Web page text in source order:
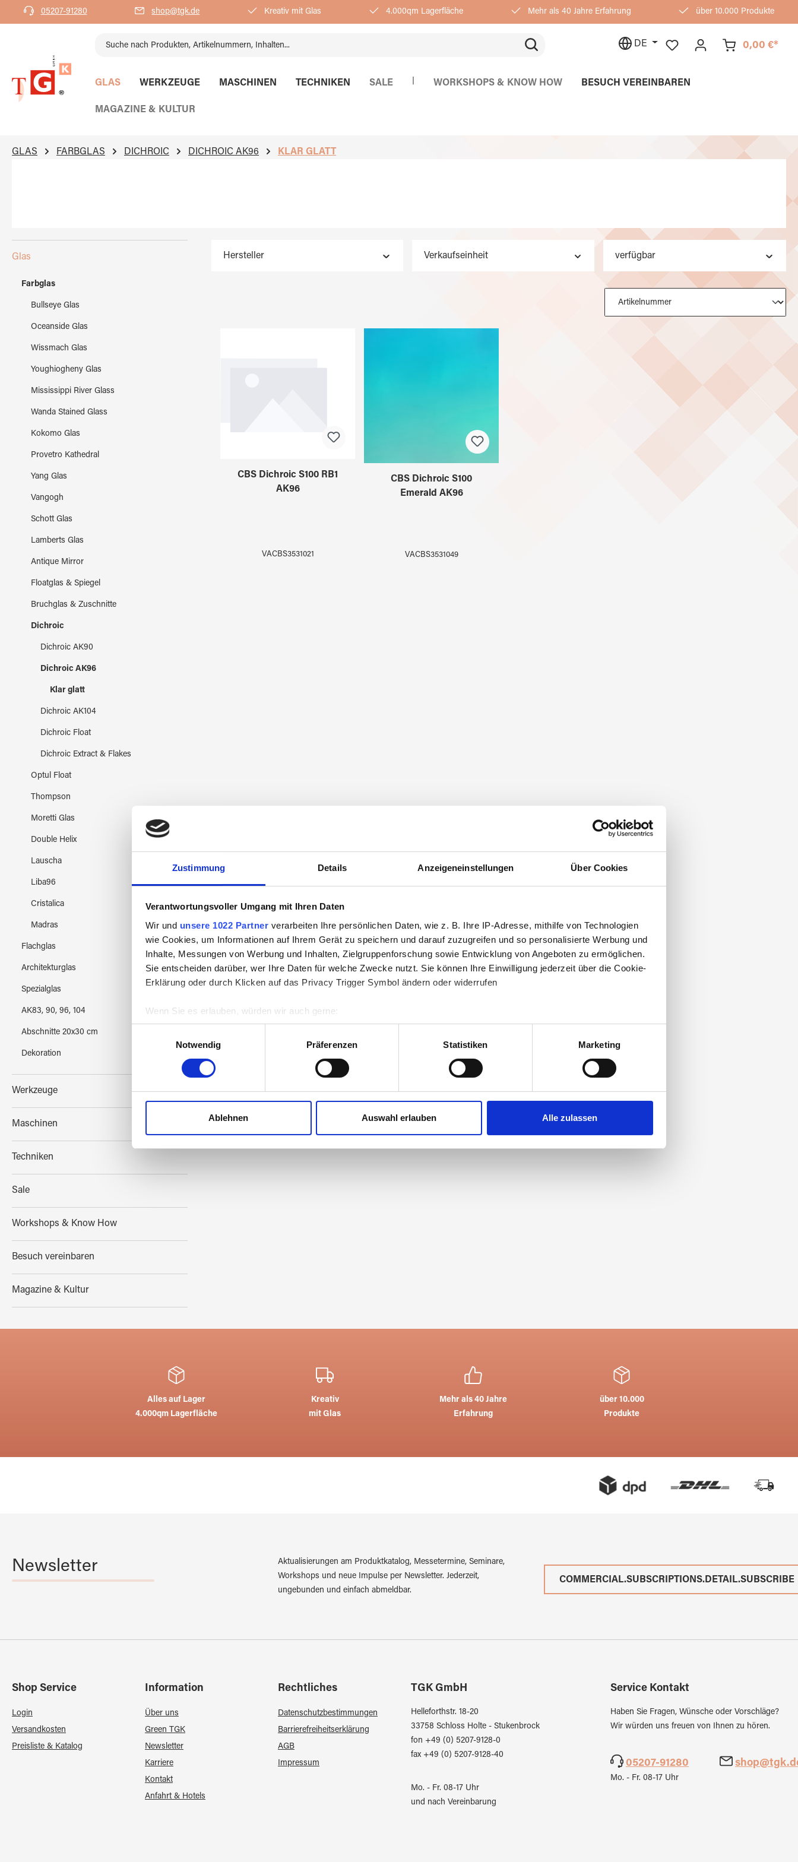
Zustimmung Details Anzeigeneinstellungen Über Cookies
Verantwortungsvoller Umgang mit Ihren Daten
Wir und unsere 1022 Partner verarbeiten Ihre persönlichen Daten, wie z. B. Ihre IP-Adresse, mithilfe von Technologien
wie Cookies, um Informationen auf Ihrem Gerät zu speichern und darauf zuzugreifen und so personalisierte Werbung und
Inhalte, Messungen von Werbung und Inhalten, Zielgruppenforschung sowie Entwicklung von Angeboten zu ermöglichen.
Sie entscheiden darüber, wer Ihre Daten für welche Zwecke nutzt. Sie können Ihre Einwilligung jederzeit über die Cookie-
Erklärung oder durch Klicken auf das Privacy Trigger Symbol ändern oder widerrufen
Wenn Sie es erlauben, würden wir auch gerne:
Informationen über Ihre geografische Lage erfassen, welche bis auf einige Meter genau sein können
Ihr Gerät durch aktives Scannen nach bestimmten Merkmalen (Fingerprinting) identifizieren
Erfahren Sie mehr darüber, wie Ihre persönlichen Daten verarbeitet werden, und legen Sie Ihre Präferenzen imAbschnitt
Einzelheitenfest.
Wir verwenden Cookies, um Inhalte und Anzeigen zu personalisieren, Funktionen für soziale Medien anbieten zu können
und die Zugriffe auf unsere Website zu analysieren. Außerdem geben wir Informationen zu Ihrer Verwendung unserer
Notwendig
Präferenzen Statistiken Marketing
Ablehnen Auswahl erlauben Alle zulassen
Zur Hauptnavigation springen
05207-91280 shop@tgk.de Kreativ mit Glas 4.000qm Lagerfläche Mehr als 40 Jahre Erfahrung über 10.000 Produkte
DE 0,00 €*
GLAS WERKZEUGE MASCHINEN TECHNIKEN SALE WORKSHOPS & KNOW HOW BESUCH VEREINBAREN
MAGAZINE & KULTUR
GLAS FARBGLAS DICHROIC DICHROIC AK96 KLAR GLATT
Glas
Farbglas
Bullseye Glas
Oceanside Glas
Wissmach Glas
Youghiogheny Glas
Mississippi River Glass
Wanda Stained Glass
Kokomo Glas
Provetro Kathedral
Yang Glas
Vangogh
Schott Glas
Lamberts Glas
Antique Mirror
Floatglas & Spiegel
Bruchglas & Zuschnitte
Dichroic
Dichroic AK90
Dichroic AK96
Klar glatt
Dichroic AK104
Dichroic Float
Dichroic Extract & Flakes
Optul Float
Thompson
Moretti Glas
Double Helix
Lauscha
Liba96
Cristalica
Madras
Flachglas
Architekturglas
Spezialglas
AK83, 90, 96, 104
Abschnitte 20x30 cm
Dekoration
Werkzeuge
Maschinen
Techniken
Sale
Workshops & Know How
Besuch vereinbaren
Magazine & Kultur
Hersteller Verkaufseinheit verfügbar
CBS Dichroic S100 RB1
AK96
VACBS3531021
CBS Dichroic S100
Emerald AK96
VACBS3531049
Alles auf Lager
4.000qm Lagerfläche
Kreativ
mit Glas
Mehr als 40 Jahre
Erfahrung
über 10.000
Produkte
Newsletter
Aktualisierungen am Produktkatalog, Messetermine, Seminare,
Workshops und neue Impulse per Newsletter. Jederzeit,
ungebunden und einfach abmeldbar.
COMMERCIAL.SUBSCRIPTIONS.DETAIL.SUBSCRIBE
Shop Service
Login
Versandkosten
Preisliste & Katalog
Information
Über uns
Green TGK
Newsletter
Karriere
Kontakt
Anfahrt & Hotels
Rechtliches
Datenschutzbestimmungen
Barrierefreiheitserklärung
AGB
Impressum
TGK GmbH
Helleforthstr. 18-20
33758 Schloss Holte - Stukenbrock
fon +49 (0) 5207-9128-0
fax +49 (0) 5207-9128-40
Mo. - Fr. 08-17 Uhr
und nach Vereinbarung
Service Kontakt
Haben Sie Fragen, Wünsche oder Vorschläge?
Wir würden uns freuen von Ihnen zu hören.
05207-91280
Mo. - Fr. 08-17 Uhr